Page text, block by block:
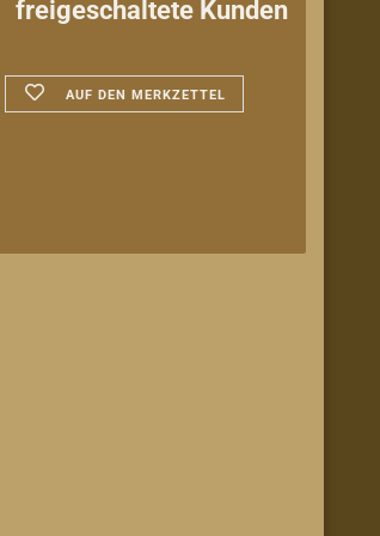
freigeschaltete Kunden
AUF DEN MERKZETTEL